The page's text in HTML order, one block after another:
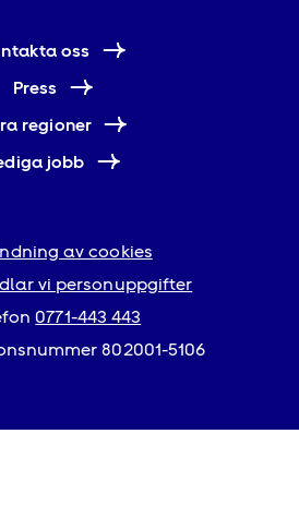
oss
Press
regioner
jobb
av cookies
vi personuppgifter
0771-443 443
802001-5106